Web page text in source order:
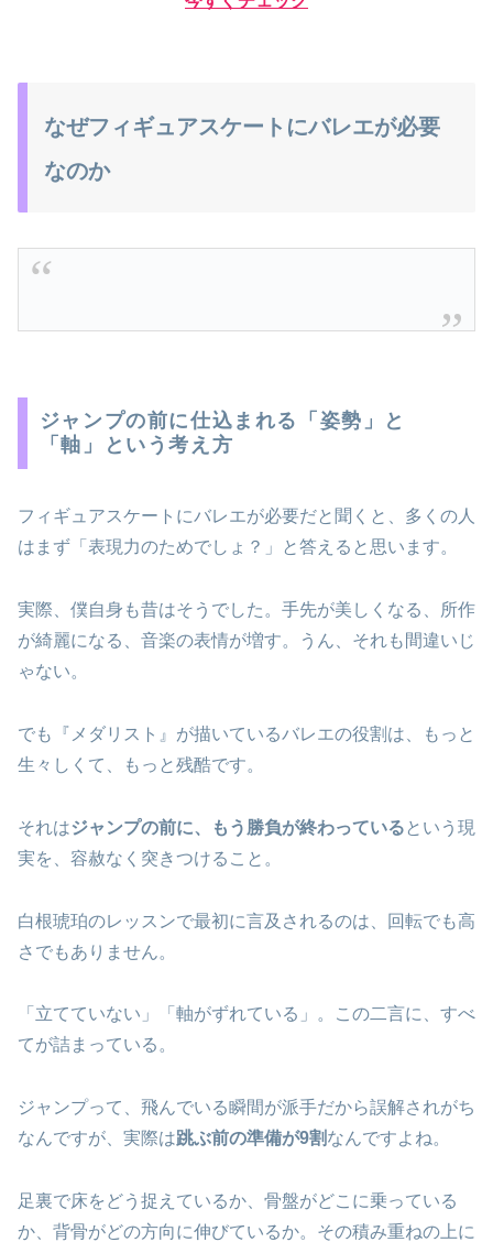
なぜフィギュアスケートにバレエが必要
なのか
ジャンプの前に仕込まれる「姿勢」と
「軸」という考え方
フィギュアスケートにバレエが必要だと聞くと、多くの人
はまず「表現力のためでしょ？」と答えると思います。
実際、僕自身も昔はそうでした。手先が美しくなる、所作
が綺麗になる、音楽の表情が増す。うん、それも間違いじ
ゃない。
でも『メダリスト』が描いているバレエの役割は、もっと
生々しくて、もっと残酷です。
それはジャンプの前に、もう勝負が終わっている という現
実を、容赦なく突きつけること。
白根琥珀のレッスンで最初に言及されるのは、回転でも高
さでもありません。
「立てていない」「軸がずれている」。この二言に、すべ
てが詰まっている。
ジャンプって、飛んでいる瞬間が派手だから誤解されがち
なんですが、実際は跳ぶ前の準備が9割なんですよね。
足裏で床をどう捉えているか、骨盤がどこに乗っている
か、背骨がどの方向に伸びているか。その積み重ねの上に